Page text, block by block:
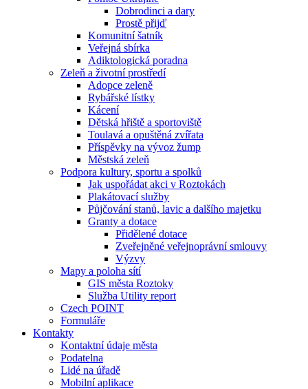
Dobrodinci a dary
Prostě přijď
Komunitní šatník
Veřejná sbírka
Adiktologická poradna
Zeleň a životní prostředí
Adopce zeleně
Rybářské lístky
Kácení
Dětská hřiště a sportoviště
Toulavá a opuštěná zvířata
Příspěvky na vývoz žump
Městská zeleň
Podpora kultury, sportu a spolků
Jak uspořádat akci v Roztokách
Plakátovací služby
Půjčování stanů, lavic a dalšího majetku
Granty a dotace
Přidělené dotace
Zveřejněné veřejnoprávní smlouvy
Výzvy
Mapy a poloha sítí
GIS města Roztoky
Služba Utility report
Czech POINT
Formuláře
Kontakty
Kontaktní údaje města
Podatelna
Lidé na úřadě
Mobilní aplikace